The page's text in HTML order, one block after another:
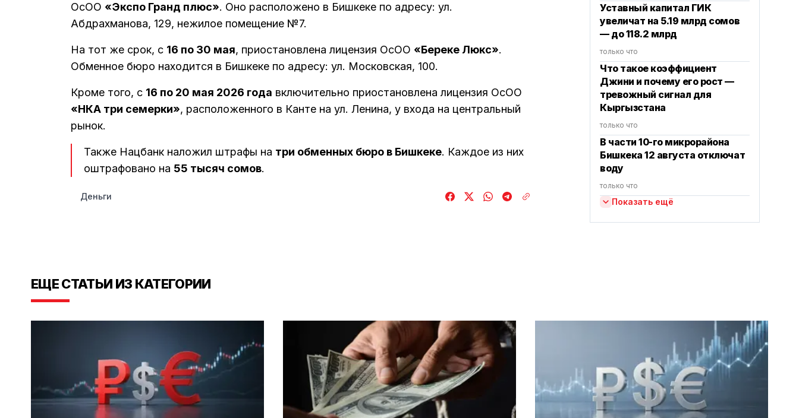
ОсОО «Экспо Гранд плюс». Оно расположено в Бишкеке по адресу: ул.
Абдрахманова, 129, нежилое помещение №7.
На тот же срок, с 16 по 30 мая, приостановлена лицензия ОсОО «Береке Люкс».
Обменное бюро находится в Бишкеке по адресу: ул. Московская, 100.
Кроме того, с 16 по 20 мая 2026 года включительно приостановлена лицензия ОсОО
«НКА три семерки», расположенного в Канте на ул. Ленина, у входа на центральный
рынок.
Также Нацбанк наложил штрафы на три обменных бюро в Бишкеке. Каждое из них
оштрафовано на 55 тысяч сомов.
Деньги
Уставный капитал ГИК
увеличат на 5.19 млрд сомов
— до 118.2 млрд
только что
Что такое коэффициент
Джини и почему его рост —
тревожный сигнал для
Кыргызстана
только что
В части 10-го микрорайона
Бишкека 12 августа отключат
воду
только что
Показать ещё
ЕЩЕ СТАТЬИ ИЗ КАТЕГОРИИ